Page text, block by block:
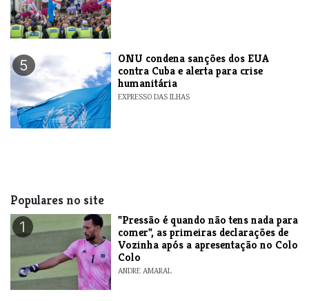
5
ONU condena sanções dos EUA
contra Cuba e alerta para crise
humanitária
EXPRESSO DAS ILHAS
Populares no site
1
"Pressão é quando não tens nada para
comer", as primeiras declarações de
Vozinha após a apresentação no Colo
Colo
ANDRE AMARAL